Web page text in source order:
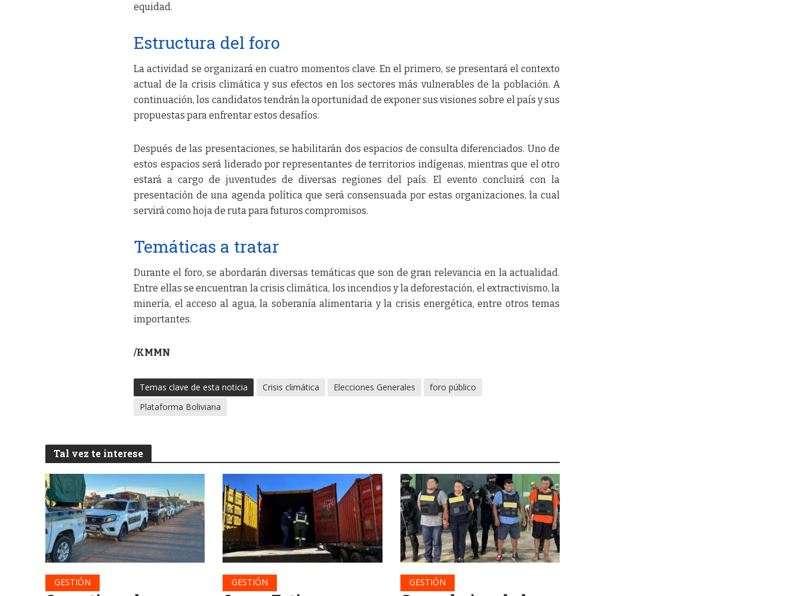
equidad.
Estructura del foro
La actividad se organizará en cuatro momentos clave. En el primero, se presentará el contexto
actual de la crisis climática y sus efectos en los sectores más vulnerables de la población. A
continuación, los candidatos tendrán la oportunidad de exponer sus visiones sobre el país y sus
propuestas para enfrentar estos desafíos.
Después de las presentaciones, se habilitarán dos espacios de consulta diferenciados. Uno de
estos espacios será liderado por representantes de territorios indígenas, mientras que el otro
estará a cargo de juventudes de diversas regiones del país. El evento concluirá con la
presentación de una agenda política que será consensuada por estas organizaciones, la cual
servirá como hoja de ruta para futuros compromisos.
Temáticas a tratar
Durante el foro, se abordarán diversas temáticas que son de gran relevancia en la actualidad.
Entre ellas se encuentran la crisis climática, los incendios y la deforestación, el extractivismo, la
minería, el acceso al agua, la soberanía alimentaria y la crisis energética, entre otros temas
importantes.
/KMMN
Temas clave de esta noticia Crisis climática Elecciones Generales
foro público
Plataforma Boliviana
Tal vez te interese
GESTIÓN GESTIÓN GESTIÓN